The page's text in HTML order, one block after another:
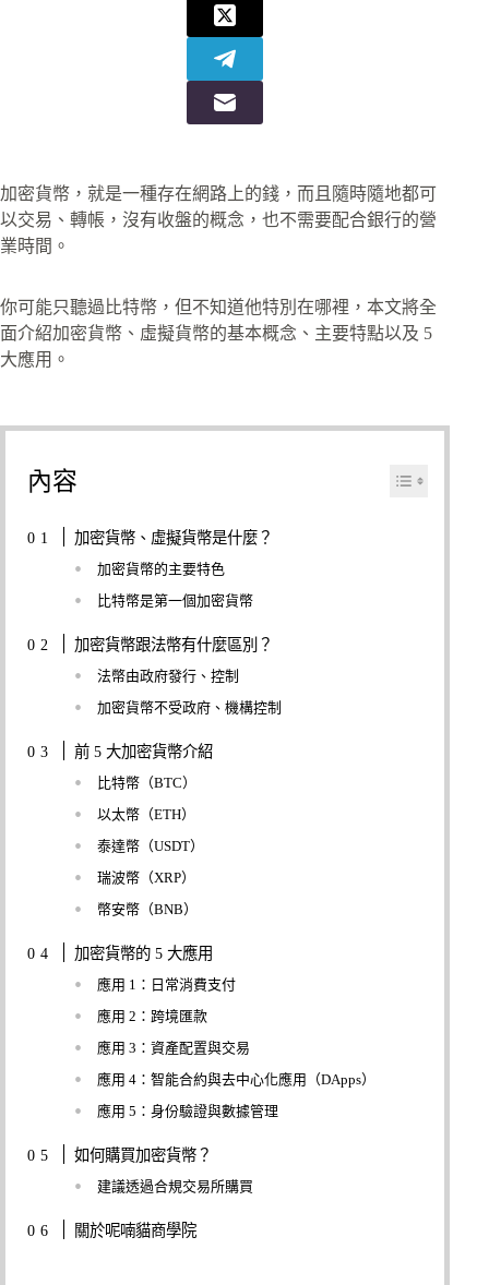
加密貨幣，就是一種存在網路上的錢，而且隨時隨地都可
以交易、轉帳，沒有收盤的概念，也不需要配合銀行的營
業時間。
你可能只聽過比特幣，但不知道他特別在哪裡，本文將全
面介紹加密貨幣、虛擬貨幣的基本概念、主要特點以及 5
大應用。
內容
加密貨幣、虛擬貨幣是什麼？
加密貨幣的主要特色
比特幣是第一個加密貨幣
加密貨幣跟法幣有什麼區別？
法幣由政府發行、控制
加密貨幣不受政府、機構控制
前 5 大加密貨幣介紹
比特幣（BTC）
以太幣（ETH）
泰達幣（USDT）
瑞波幣（XRP）
幣安幣（BNB）
加密貨幣的 5 大應用
應用 1：日常消費支付
應用 2：跨境匯款
應用 3：資產配置與交易
應用 4：智能合約與去中心化應用（DApps）
應用 5：身份驗證與數據管理
如何購買加密貨幣？
建議透過合規交易所購買
關於呢喃貓商學院